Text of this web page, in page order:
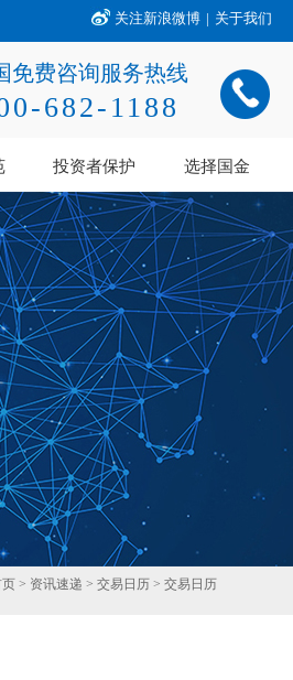
关注新浪微博 | 关于我们
免费咨询服务热线
682-1188
投资者保护 选择国金
> 资讯速递 > 交易日历 > 交易日历